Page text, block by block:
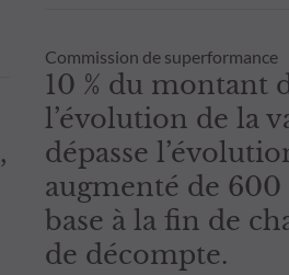
Commission de superformance
10 % du montant
l’évolution de la
dépasse
augmenté de
base à la fin de
de décompte.